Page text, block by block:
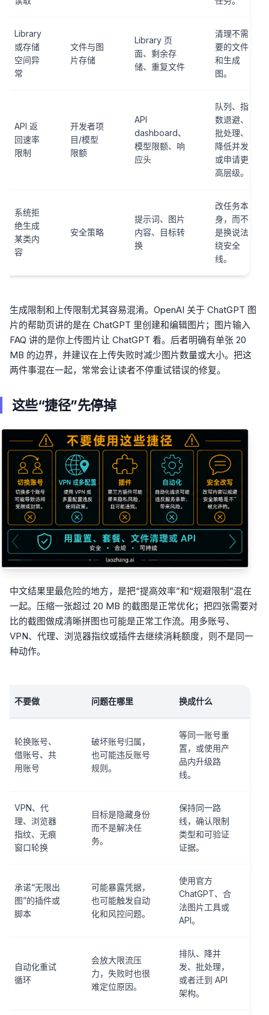
Library
或存储
空间异
常
文件与图
片存储
Library 页
面、剩余存
储、重复文件
清理不需
要的文件
和生成
图。
API 返
回速率
限制
开发者项
目/模型
限额
API
dashboard、
模型限额、响
应头
队列、指
数退避、
批处理、
降低并发
或申请更
高层级。
系统拒
绝生成
某类内
容
安全策略
提示词、图片
内容、目标转
换
改任务本
身，而不
是换说法
绕安全
线。
生成限制和上传限制尤其容易混淆。OpenAI 关于 ChatGPT 图
片的帮助页讲的是在 ChatGPT 里创建和编辑图片；图片输入
FAQ 讲的是你上传图片让 ChatGPT 看。后者明确有单张 20
MB 的边界，并建议在上传失败时减少图片数量或大小。把这
两件事混在一起，常常会让读者不停重试错误的修复。
这些“捷径”先停掉
中文结果里最危险的地方，是把“提高效率”和“规避限制”混在
一起。压缩一张超过 20 MB 的截图是正常优化；把四张需要对
比的截图做成清晰拼图也可能是正常工作流。用多账号、
VPN、代理、浏览器指纹或插件去继续消耗额度，则不是同一
种动作。
不要做 问题在哪里 换成什么
轮换账号、
借账号、共
用账号
破坏账号归属，
也可能违反账号
规则。
等同一账号重
置，或使用产
品内升级路
线。
VPN、代
理、浏览器
指纹、无痕
窗口轮换
目标是隐藏身份
而不是解决任
务。
保持同一路
线，确认限制
类型和可验证
证据。
承诺“无限出
图”的插件或
脚本
可能暴露凭据，
也可能触发自动
化和风控问题。
使用官方
ChatGPT、合
法图片工具或
API。
自动化重试
循环
会放大限流压
力，失败时也很
难定位原因。
排队、降并
发、批处理，
或者迁到 API
架构。